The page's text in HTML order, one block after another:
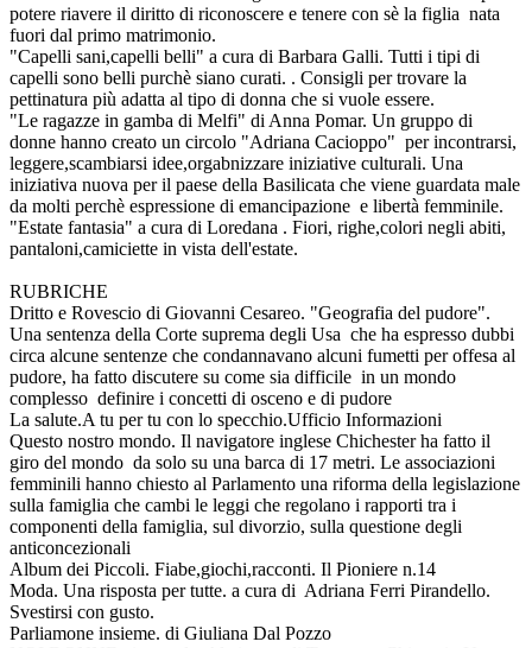
potere riavere il diritto di riconoscere e tenere con sè la figlia nata
fuori dal primo matrimonio.
"Capelli sani,capelli belli" a cura di Barbara Galli. Tutti i tipi di
capelli sono belli purchè siano curati. . Consigli per trovare la
pettinatura più adatta al tipo di donna che si vuole essere.
"Le ragazze in gamba di Melfi" di Anna Pomar. Un gruppo di
donne hanno creato un circolo "Adriana Cacioppo" per incontrarsi,
leggere,scambiarsi idee,orgabnizzare iniziative culturali. Una
iniziativa nuova per il paese della Basilicata che viene guardata male
da molti perchè espressione di emancipazione e libertà femminile.
"Estate fantasia" a cura di Loredana . Fiori, righe,colori negli abiti,
pantaloni,camiciette in vista dell'estate.
RUBRICHE
Dritto e Rovescio di Giovanni Cesareo. "Geografia del pudore".
Una sentenza della Corte suprema degli Usa che ha espresso dubbi
circa alcune sentenze che condannavano alcuni fumetti per offesa al
pudore, ha fatto discutere su come sia difficile in un mondo
complesso definire i concetti di osceno e di pudore
La salute.A tu per tu con lo specchio.Ufficio Informazioni
Questo nostro mondo. Il navigatore inglese Chichester ha fatto il
giro del mondo da solo su una barca di 17 metri. Le associazioni
femminili hanno chiesto al Parlamento una riforma della legislazione
sulla famiglia che cambi le leggi che regolano i rapporti tra i
componenti della famiglia, sul divorzio, sulla questione degli
anticoncezionali
Album dei Piccoli. Fiabe,giochi,racconti. Il Pioniere n.14
Moda. Una risposta per tutte. a cura di Adriana Ferri Pirandello.
Svestirsi con gusto.
Parliamone insieme. di Giuliana Dal Pozzo